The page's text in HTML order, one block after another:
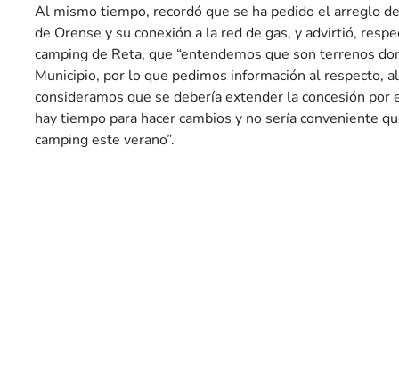
Al mismo tiempo, recordó que se ha pedido el arreglo
de Orense y su conexión a la red de gas, y advirtió,
camping de Reta, que “entendemos que son terrenos
Municipio, por lo que pedimos información al respecto,
consideramos que se debería extender la concesión por
hay tiempo para hacer cambios y no sería conveniente
camping este verano”.